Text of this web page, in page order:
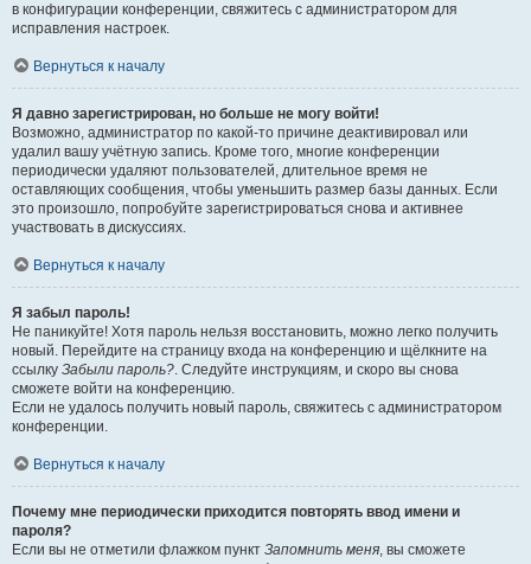
в конфигурации конференции, свяжитесь с администратором для
исправления настроек.
Вернуться к началу
Я давно зарегистрирован, но больше не могу войти!
Возможно, администратор по какой-то причине деактивировал или
удалил вашу учётную запись. Кроме того, многие конференции
периодически удаляют пользователей, длительное время не
оставляющих сообщения, чтобы уменьшить размер базы данных. Если
это произошло, попробуйте зарегистрироваться снова и активнее
участвовать в дискуссиях.
Вернуться к началу
Я забыл пароль!
Не паникуйте! Хотя пароль нельзя восстановить, можно легко получить
новый. Перейдите на страницу входа на конференцию и щёлкните на
ссылку Забыли пароль?. Следуйте инструкциям, и скоро вы снова
сможете войти на конференцию.
Если не удалось получить новый пароль, свяжитесь с администратором
конференции.
Вернуться к началу
Почему мне периодически приходится повторять ввод имени и
пароля?
Если вы не отметили флажком пункт Запомнить меня, вы сможете